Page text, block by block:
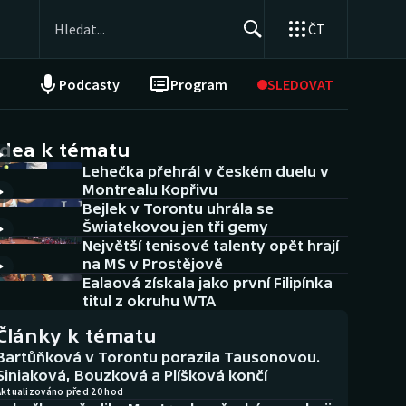
ČT
Podcasty Program SLEDOVAT
NEPŘEHLÉDNĚTE
Historické návraty
Aplikace ČT sport
AZ kvíz
k tématu
Lehečka přehrál v českém duelu v
Montrealu Kopřivu
Bejlek v Torontu uhrála se
Šwiatekovou jen tři gemy
Největší tenisové talenty opět hrají
na MS v Prostějově
Ealaová získala jako první Filipínka
titul z okruhu WTA
k tématu
v Torontu porazila Tausonovou.
Bouzková a Plíšková končí
před 20 hod